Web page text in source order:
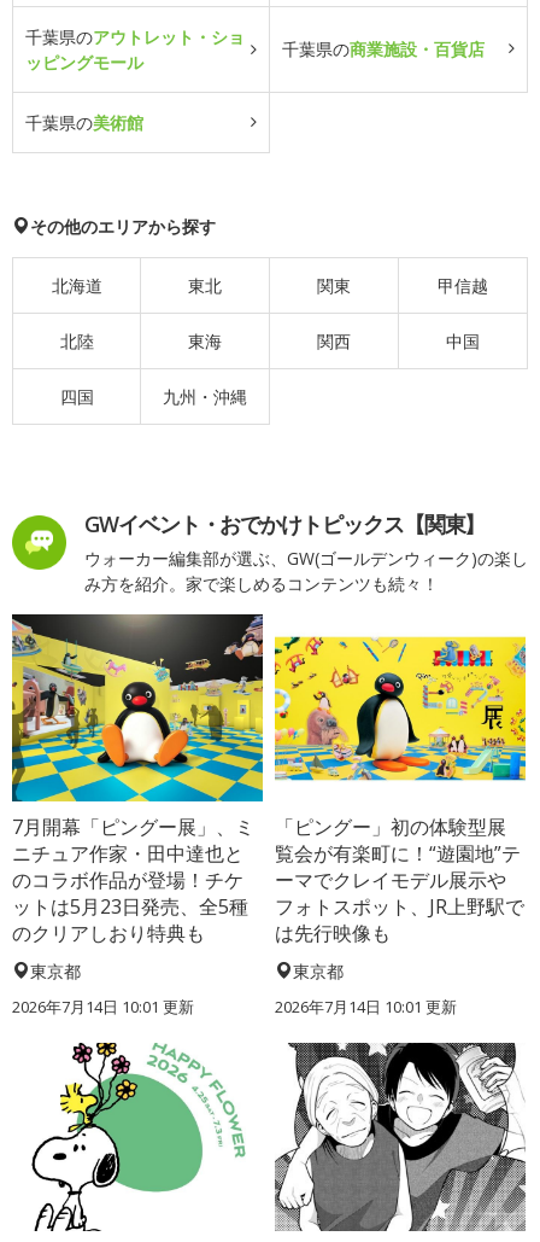
千葉県のアウトレット・ショ
ッピングモール
千葉県の商業施設・百貨店
千葉県の美術館
その他のエリアから探す
北海道 東北 関東 甲信越
北陸 東海 関西 中国
四国 九州・沖縄
GWイベント・おでかけトピックス【関東】
ウォーカー編集部が選ぶ、GW(ゴールデンウィーク)の楽し
み方を紹介。家で楽しめるコンテンツも続々！
7月開幕「ピングー展」、ミ
ニチュア作家・田中達也と
のコラボ作品が登場！チケ
ットは5月23日発売、全5種
のクリアしおり特典も
東京都
2026年7月14日 10:01 更新
「ピングー」初の体験型展
覧会が有楽町に！“遊園地”テ
ーマでクレイモデル展示や
フォトスポット、JR上野駅で
は先行映像も
東京都
2026年7月14日 10:01 更新